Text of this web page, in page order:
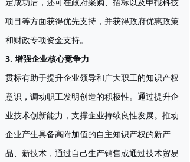
项目等方面获得优先支持，并获得政府优惠政策
和财政专项资金支持。
3. 增强企业核心竞争力
贯标有助于提升企业领导和广大职工的知识产权
意识，调动职工发明创造的积极性。通过提升企
业技术创新能力，支撑企业持续良性发展。推动
企业产生具备高附加值的自主知识产权的新产
品、新技术，通过自己生产销售或通过技术贸易